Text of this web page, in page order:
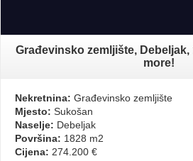
Građevinsko zemljište, Debeljak,
more!
Nekretnina: Građevinsko zemljište
Mjesto: Sukošan
Naselje: Debeljak
Površina: 1828 m2
Cijena: 274.200 €